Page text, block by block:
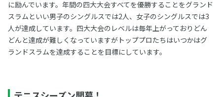
に励んでいます。年間の四大大会すべてを優勝することをグランド
スラムといい男子のシングルスでは2人、女子のシングルスでは3
人が達成しています。四大大会のレベルは毎年上がっておりどん
どんと達成が難しくなっていますがトッププロたちはいつかはグ
ランドスラムを達成することを目標にしています。